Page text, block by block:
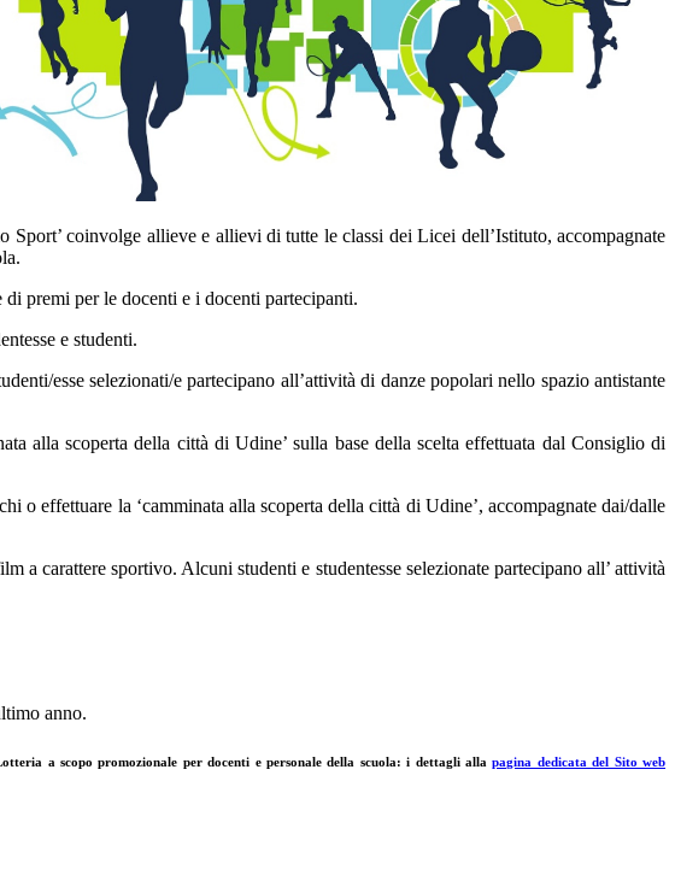
coinvolge allieve e allievi di tutte le classi dei Licei dell’Istituto, accompagnate
di premi per le docenti e i docenti partecipanti.
e studenti.
esse selezionati/e partecipano all’attività di danze popolari nello spazio antistante
alla scoperta della città di Udine’ sulla base della scelta effettuata dal Consiglio di
o effettuare la ‘camminata alla scoperta della città di Udine’, accompagnate dai/dalle
carattere sportivo. Alcuni studenti e studentesse selezionate partecipano all’ attività
anno.
a scopo promozionale per docenti e personale della scuola: i dettagli allapagina dedicata del Sito web